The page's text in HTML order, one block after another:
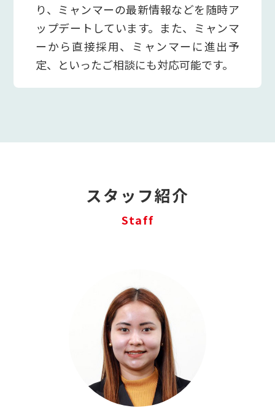
り、ミャンマーの最新情報などを随時ア
ップデートしています。また、ミャンマ
ーから直接採用、ミャンマーに進出予
定、といったご相談にも対応可能です。
スタッフ紹介
Staff